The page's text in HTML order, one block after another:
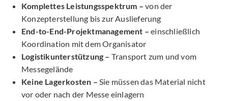
Komplettes Leistungsspektrum – von der
Konzepterstellung bis zur Auslieferung
End-to-End-Projektmanagement – einschließlich
Koordination mit dem Organisator
Logistikunterstützung – Transport zum und vom
Messegelände
Keine Lagerkosten – Sie müssen das Material nicht
vor oder nach der Messe einlagern